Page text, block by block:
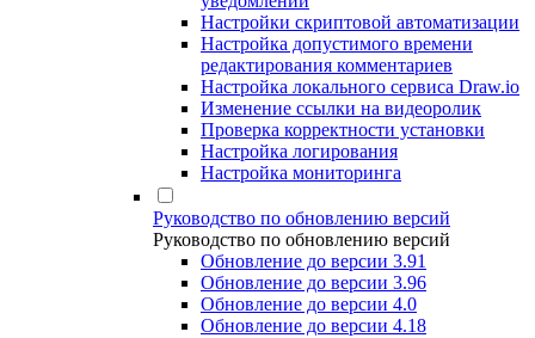
Настройки скриптовой автоматизации
Настройка допустимого времени
редактирования комментариев
Настройка локального сервиса Draw.io
Изменение ссылки на видеоролик
Проверка корректности установки
Настройка логирования
Настройка мониторинга
Руководство по обновлению версий
Руководство по обновлению версий
Обновление до версии 3.91
Обновление до версии 3.96
Обновление до версии 4.0
Обновление до версии 4.18